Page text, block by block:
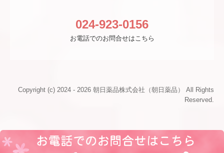
024-923-0156
お電話でのお問合せはこちら
Copyright (c) 2024 - 2026 朝日薬品株式会社（朝日薬品） All Rights
Reserved.